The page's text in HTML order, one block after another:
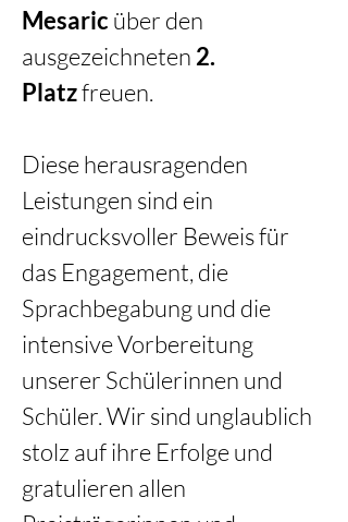
Mesaric über den
ausgezeichneten 2.
Platz freuen.
Diese herausragenden
Leistungen sind ein
eindrucksvoller Beweis für
das Engagement, die
Sprachbegabung und die
intensive Vorbereitung
unserer Schülerinnen und
Schüler. Wir sind unglaublich
stolz auf ihre Erfolge und
gratulieren allen